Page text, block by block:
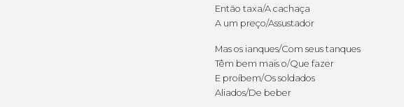
Então taxa/A cachaça
A um preço/Assustador
Mas os ianques/Com seus tanques
Têm bem mais o/Que fazer
E proíbem/Os soldados
Aliados/De beber